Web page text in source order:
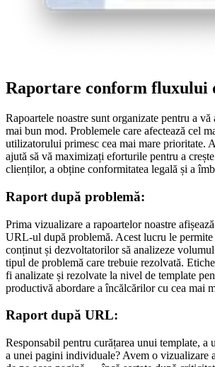
Raportare conform fluxului
Rapoartele noastre sunt organizate pentru a vă
mai bun mod. Problemele care afectează cel
utilizatorului primesc cea mai mare prioritate.
ajută să vă maximizați eforturile pentru a
clienților, a obține conformitatea legală și a
Raport după problemă:
Prima vizualizare a rapoartelor noastre
URL-ul după problemă. Acest lucru le permite
conținut și dezvoltatorilor să analizeze
tipul de problemă care trebuie rezolvată.
fi analizate și rezolvate la nivel de template
productivă abordare a încălcărilor cu cea mai
Raport după URL:
Responsabil pentru curățarea unui template, a
a unei pagini individuale? Avem o vizualizare